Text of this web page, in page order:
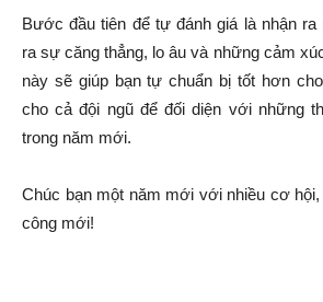
Bước đầu tiên để tự đánh giá là nhận ra
ra sự căng thẳng, lo âu và những cảm
này sẽ giúp bạn tự chuẩn bị tốt hơn
cho cả đội ngũ để đối diện với những
trong năm mới.
Chúc bạn một năm mới với nhiều cơ
công mới!